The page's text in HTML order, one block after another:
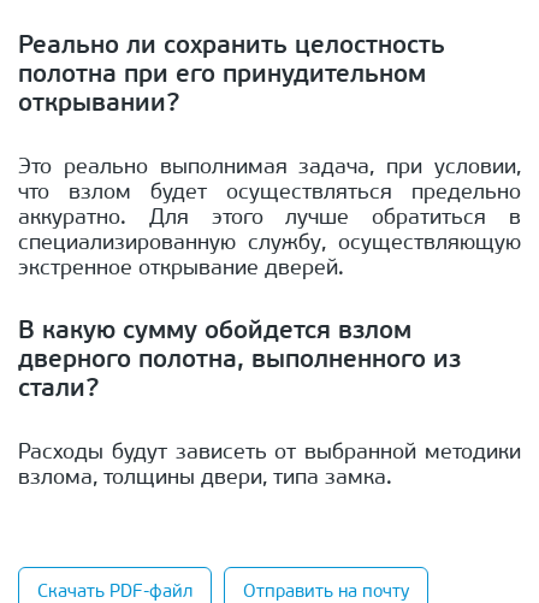
Реально ли сохранить целостность
полотна при его принудительном
открывании?
Это реально выполнимая задача, при условии,
что взлом будет осуществляться предельно
аккуратно. Для этого лучше обратиться в
специализированную службу, осуществляющую
экстренное открывание дверей.
В какую сумму обойдется взлом
дверного полотна, выполненного из
стали?
Расходы будут зависеть от выбранной методики
взлома, толщины двери, типа замка.
Скачать PDF-файл Отправить на почту